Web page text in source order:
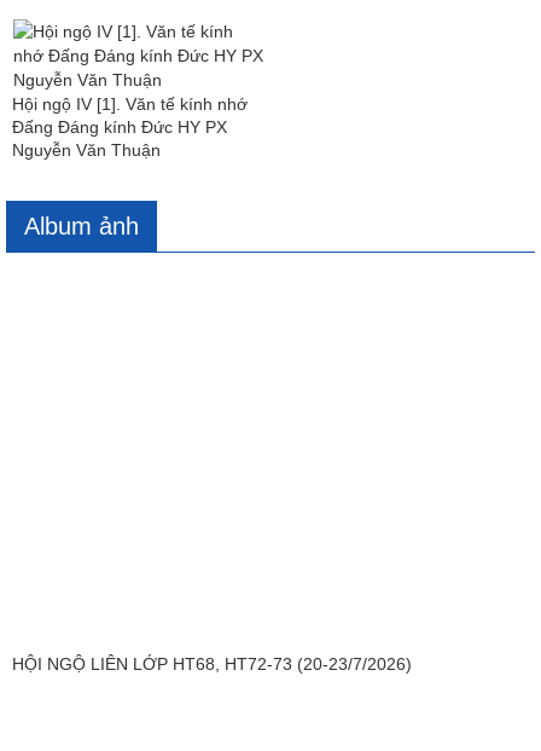
Hội ngộ IV [1]. Văn tế kính nhớ
Đấng Đáng kính Đức HY PX
Nguyễn Văn Thuận
Album ảnh
HỘI NGỘ LIÊN LỚP HT68, HT72-73 (20-23/7/2026)